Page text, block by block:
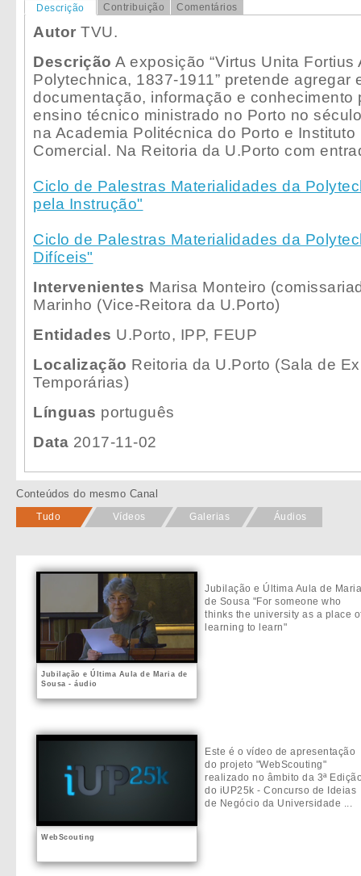
Descrição Contribuição Comentários
Autor TVU.
Descrição A exposição “Virtus Unita Fortius
Polytechnica, 1837-1911” pretende agregar
documentação, informação e conhecimento
ensino técnico ministrado no Porto no
na Academia Politécnica do Porto e Instituto
Comercial. Na Reitoria da U.Porto com
Ciclo de Palestras Materialidades da
pela Instrução"
Ciclo de Palestras Materialidades da
Difíceis"
Intervenientes Marisa Monteiro
Marinho (Vice-Reitora da U.Porto)
Entidades U.Porto, IPP, FEUP
Localização Reitoria da U.Porto (Sala de
Temporárias)
Línguas português
Data 2017-11-02
Conteúdos do mesmo Canal
Tudo Vídeos Galerias Áudios
Jubilação e Última Aula de Maria de
Sousa - áudio
Jubilação e Última Aula de
de Sousa "For someone who
thinks the university as a place
learning to learn"
WebScouting
Este é o vídeo de apresentação
do projeto "WebScouting"
realizado no âmbito da 3ª
do iUP25k - Concurso de Ideias
de Negócio da Universidade ...